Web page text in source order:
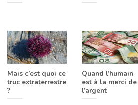
Mais c’est quoi ce
truc extraterrestre
?
Quand l’humain
est à la merci de
l’argent